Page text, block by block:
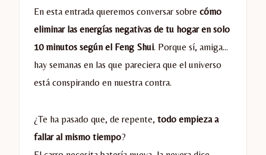
En esta entrada queremos conversar sobre cómo
eliminar las energías negativas de tu hogar en solo
10 minutos según el Feng Shui. Porque sí, amiga…
hay semanas en las que pareciera que el universo
está conspirando en nuestra contra.
¿Te ha pasado que, de repente, todo empieza a
fallar al mismo tiempo?